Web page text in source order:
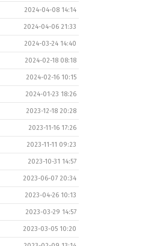
2024-04-08 14:14
2024-04-06 21:33
2024-03-24 14:40
2024-02-18 08:18
2024-02-16 10:15
2024-01-23 18:26
2023-12-18 20:28
2023-11-16 17:26
2023-11-11 09:23
2023-10-31 14:57
2023-06-07 20:34
2023-04-26 10:13
2023-03-29 14:57
2023-03-05 10:20